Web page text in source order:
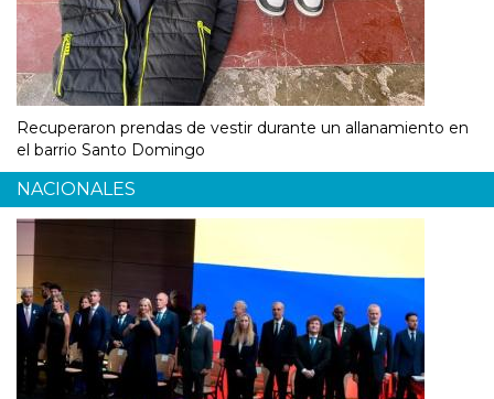
Recuperaron prendas de vestir durante un allanamiento en
el barrio Santo Domingo
NACIONALES